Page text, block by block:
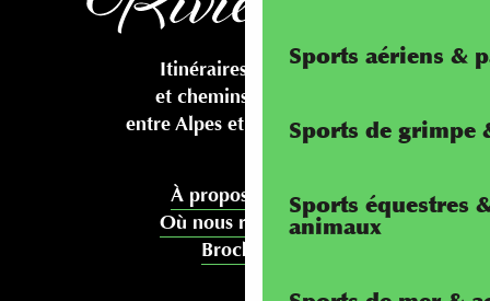
Sports aériens &
Sports de grimpe
Sports équestres
animaux
Itinéraires cyclables
et chemins pédestres
entre Alpes et Méditerranée
À propos de nous
Où nous rencontrer
Brochures